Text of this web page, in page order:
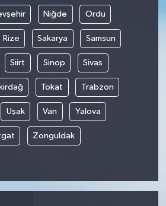
Niğde Ordu
Rize Sakarya Samsun
Siirt Sinop Sivas
Tokat Trabzon
Uşak Van Yalova
Zonguldak